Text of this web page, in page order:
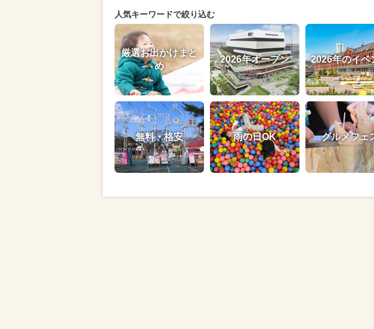
人気キーワードで絞り込む
厳選お出かけまと
め
2026年オープン 2026年のイベ
無料・格安 雨の日OK グルメフェ